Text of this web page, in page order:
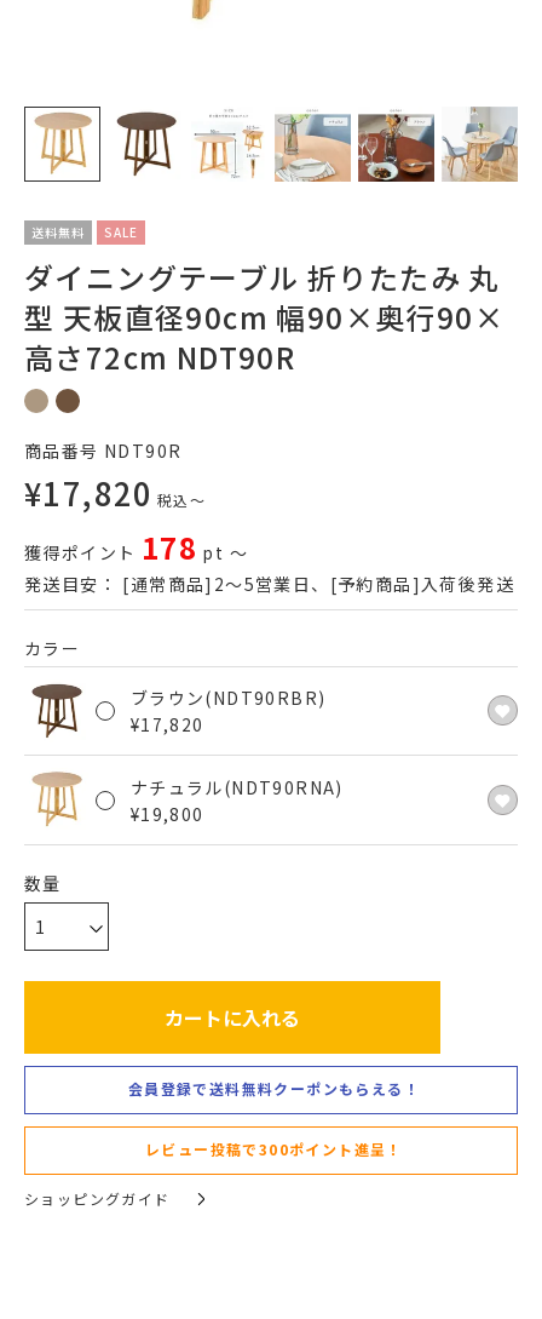
送料無料 SALE
ダイニングテーブル 折りたたみ 丸
型 天板直径90cm 幅90×奥行90×
高さ72cm NDT90R
商品番号 NDT90R
¥17,820 税込〜
獲得ポイント 178 pt 〜
発送目安： [通常商品]2～5営業日、[予約商品]入荷後発送
カラー
ブラウン(NDT90RBR)
¥17,820
ナチュラル(NDT90RNA)
¥19,800
カートに入れる
会員登録で送料無料クーポンもらえる！
レビュー投稿で300ポイント進呈！
ショッピングガイド